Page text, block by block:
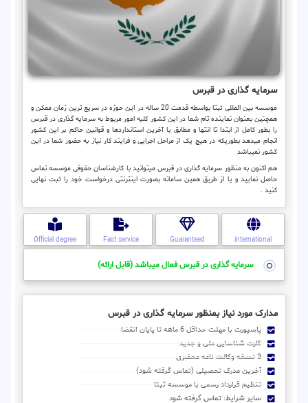
سرمایه گذاری در قبرس
موسسه بین المللی ثبتا بواسطه قدمت 20 ساله در این حوزه در سریع ترین زمان ممکن و
همچنین بعنوان نماینده تام شما در این کشور کلیه امور مربوط به سرمایه گذاری در قبرس
را بطور کامل از ابتدا تا انتها و مطابق با آخرین استانداردها و قوانین حاکم بر این کشور
انجام میدهد بطوریکه در هیچ یک از مراحل اجرایی و فرایند کار نیاز به حضور شما در این
کشور نمیباشد
هم اکنون به منظور سرمایه گذاری در قبرس میتوانید با کارشناسان حقوقی موسسه تماس
حاصل نمایید و یا از طریق همین سامانه بصورت اینترنتی درخواست خود را ثبت نهایی
کنید .
international
Guaranteed
Fast service
Official degree
سرمایه گذاری در قبرس فعال میباشد (قابل ارائه)
مدارک مورد نیاز بمنظور سرمایه گذاری در قبرس
پاسپورت با مهلت حداقل 6 ماهه تا پایان انقضا
کارت شناسایی ملی و جدید
3 نسخه وکالت نامه محضری
آخرین مدرک تحصیلی (تماس گرفته شود)
تنظیم قرارداد رسمی با موسسه ثبتا
سایر شرایط: تماس گرفته شود